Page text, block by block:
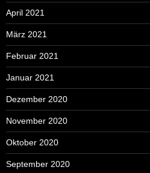
April 2021
März 2021
Februar 2021
Januar 2021
Dezember 2020
November 2020
Oktober 2020
September 2020